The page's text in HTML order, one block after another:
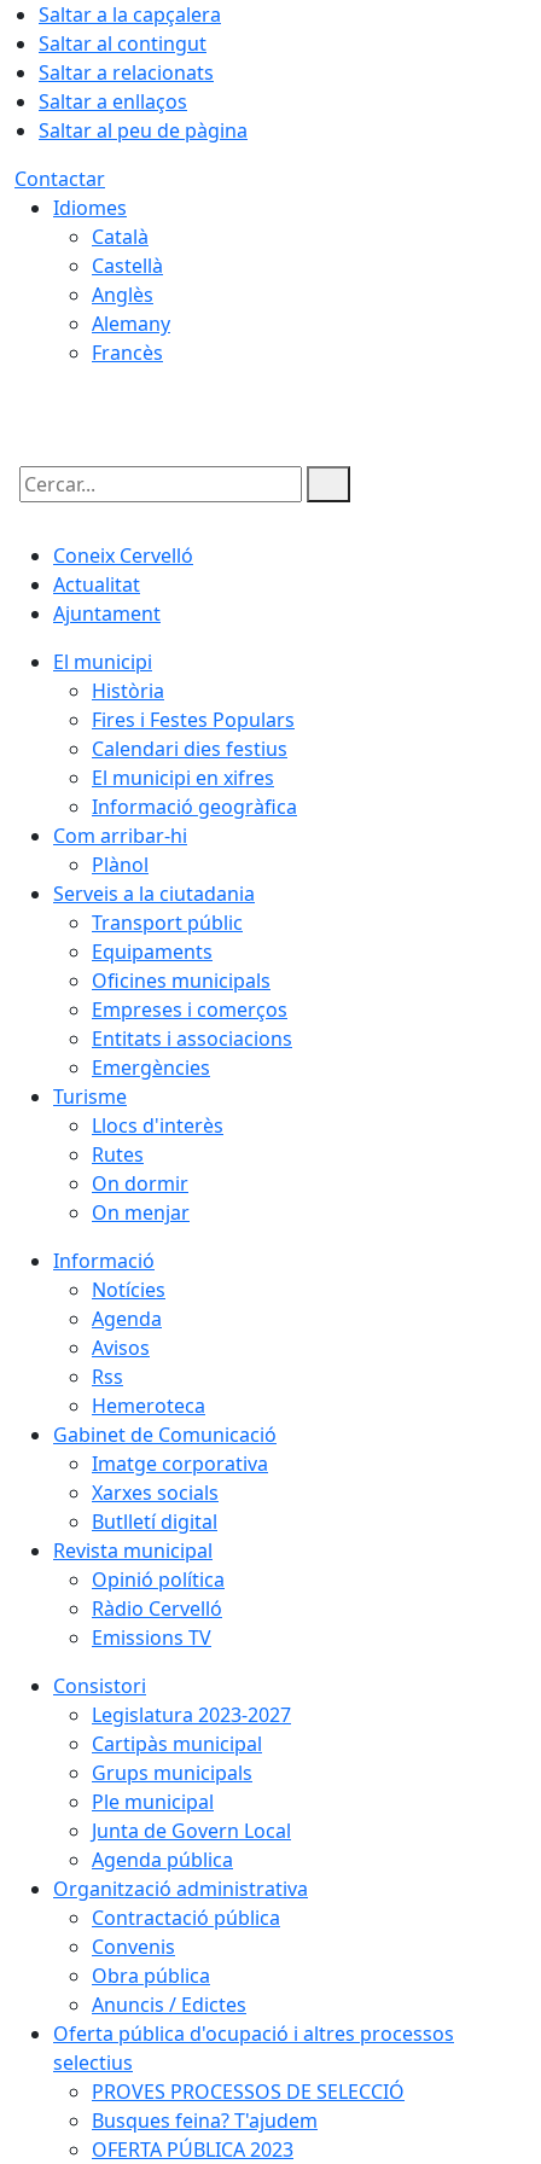
Saltar a la capçalera
Saltar al contingut
Saltar a relacionats
Saltar a enllaços
Saltar al peu de pàgina
Contactar
Idiomes
Català
Castellà
Anglès
Alemany
Francès
Cercar:
Coneix Cervelló
Actualitat
Ajuntament
El municipi
Història
Fires i Festes Populars
Calendari dies festius
El municipi en xifres
Informació geogràfica
Com arribar-hi
Plànol
Serveis a la ciutadania
Transport públic
Equipaments
Oficines municipals
Empreses i comerços
Entitats i associacions
Emergències
Turisme
Llocs d'interès
Rutes
On dormir
On menjar
Informació
Notícies
Agenda
Avisos
Rss
Hemeroteca
Gabinet de Comunicació
Imatge corporativa
Xarxes socials
Butlletí digital
Revista municipal
Opinió política
Ràdio Cervelló
Emissions TV
Consistori
Legislatura 2023-2027
Cartipàs municipal
Grups municipals
Ple municipal
Junta de Govern Local
Agenda pública
Organització administrativa
Contractació pública
Convenis
Obra pública
Anuncis / Edictes
Oferta pública d'ocupació i altres processos
selectius
PROVES PROCESSOS DE SELECCIÓ
Busques feina? T'ajudem
OFERTA PÚBLICA 2023